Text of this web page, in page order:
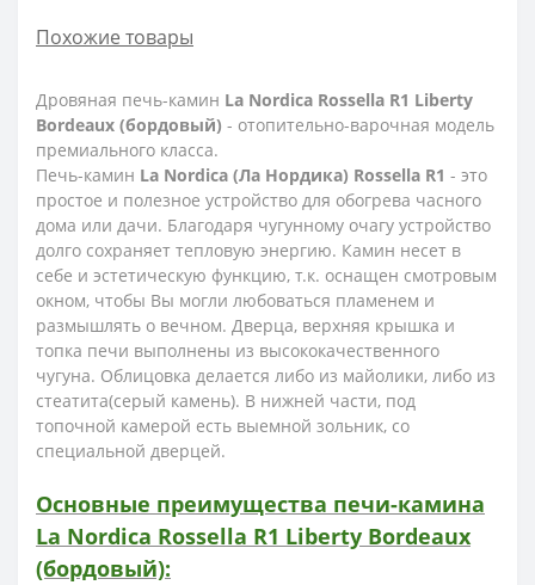
Похожие товары
Дровяная печь-камин La Nordica Rossella R1 Liberty
Bordeaux (бордовый) - отопительно-варочная модель
премиального класса.
Печь-камин La Nordica (Ла Нордика) Rossella R1 - это
простое и полезное устройство для обогрева часного
дома или дачи. Благодаря чугунному очагу устройство
долго сохраняет тепловую энергию. Камин несет в
себе и эстетическую функцию, т.к. оснащен смотровым
окном, чтобы Вы могли любоваться пламенем и
размышлять о вечном. Дверца, верхняя крышка и
топка печи выполнены из высококачественного
чугуна. Облицовка делается либо из майолики, либо из
стеатита(серый камень). В нижней части, под
топочной камерой есть выемной зольник, со
специальной дверцей.
Основные преимущества печи-камина
La Nordica Rossella R1 Liberty Bordeaux
(бордовый):